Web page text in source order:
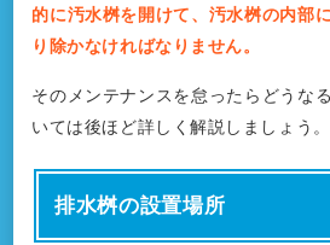
的に汚水桝を開けて、汚水桝の内部
り除かなければなりません。
そのメンテナンスを怠ったらどうな
いては後ほど詳しく解説しましょう。
排水桝の設置場所